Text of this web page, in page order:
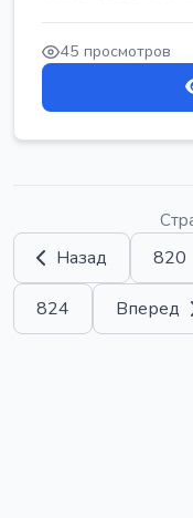
45 просмотров
Назад 820
824 Вперед